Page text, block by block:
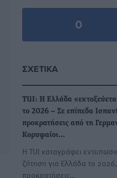
0
ΣΧΕΤΙΚΆ
TUI: Η Ελλάδα
το 2026 – Σε επίπεδα
προκρατήσεις από τη
Κορυφαίοι…
Η TUI καταγράφει
ζήτηση για Ελλάδα το 2026,
προκρατήσεις…